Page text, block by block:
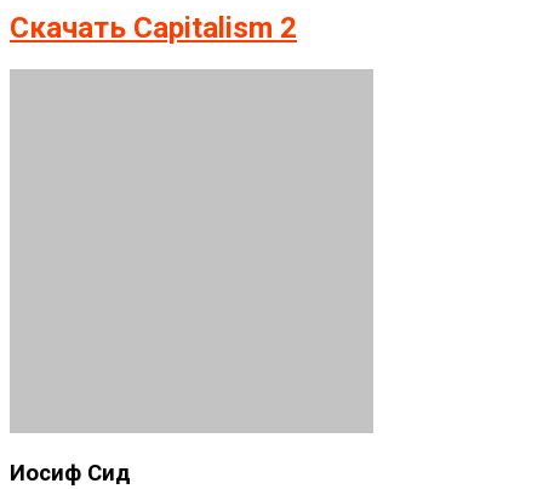
Скачать Capitalism 2
Иосиф Сид